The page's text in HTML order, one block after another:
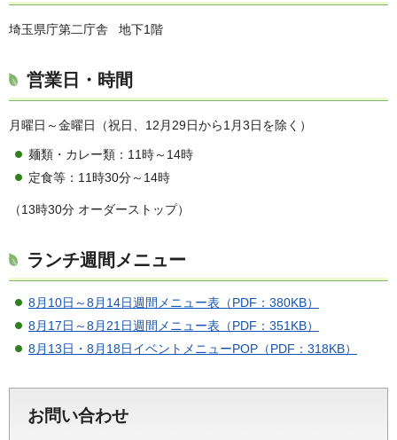
埼玉県庁第二庁舎 地下1階
営業日・時間
月曜日～金曜日（祝日、12月29日から1月3日を除く）
麺類・カレー類：11時～14時
定食等：11時30分～14時
（13時30分 オーダーストップ）
ランチ週間メニュー
8月10日～8月14日週間メニュー表（PDF：380KB）
8月17日～8月21日週間メニュー表（PDF：351KB）
8月13日・8月18日イベントメニューPOP（PDF：318KB）
お問い合わせ